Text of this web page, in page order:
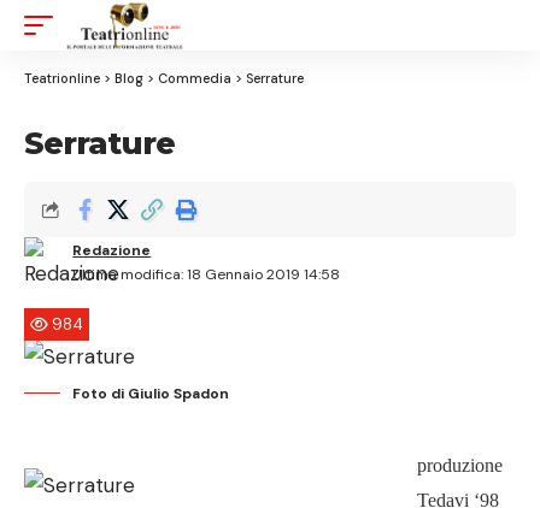
Teatrionline > Blog > Commedia > Serrature
Serrature
Ultima modifica: 18 Gennaio 2019 14:58
Redazione
984
Foto di Giulio Spadon
produzione
Tedavi ‘98